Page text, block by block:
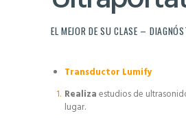
EL MEJOR DE SU CLASE –
Transductor Lumify
Realizaestudios de
lugar.